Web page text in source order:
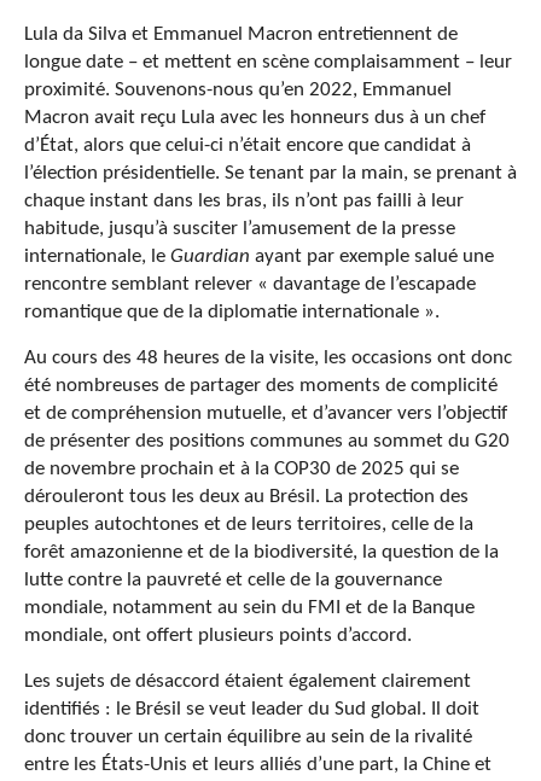
Lula da Silva et Emmanuel Macron entretiennent de
longue date – et mettent en scène complaisamment – leur
proximité. Souvenons-nous qu’en 2022, Emmanuel
Macron avait reçu Lula avec les honneurs dus à un chef
d’État, alors que celui-ci n’était encore que candidat à
l’élection présidentielle. Se tenant par la main, se prenant à
chaque instant dans les bras, ils n’ont pas failli à leur
habitude, jusqu’à susciter l’amusement de la presse
internationale, le Guardian ayant par exemple salué une
rencontre semblant relever « davantage de l’escapade
romantique que de la diplomatie internationale ».
Au cours des 48 heures de la visite, les occasions ont donc
été nombreuses de partager des moments de complicité
et de compréhension mutuelle, et d’avancer vers l’objectif
de présenter des positions communes au sommet du G20
de novembre prochain et à la COP30 de 2025 qui se
dérouleront tous les deux au Brésil. La protection des
peuples autochtones et de leurs territoires, celle de la
forêt amazonienne et de la biodiversité, la question de la
lutte contre la pauvreté et celle de la gouvernance
mondiale, notamment au sein du FMI et de la Banque
mondiale, ont offert plusieurs points d’accord.
Les sujets de désaccord étaient également clairement
identifiés : le Brésil se veut leader du Sud global. Il doit
donc trouver un certain équilibre au sein de la rivalité
entre les États-Unis et leurs alliés d’une part, la Chine et